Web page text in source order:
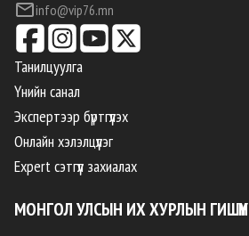
info@vip76.mn
Танилцуулга
Үнийн санал
Экспертээр бүртгүүлэх
Онлайн хэлэлцүүлэг
Expert сэтгүүл захиалах
МОНГОЛ УЛСЫН ИХ ХУРЛЫН ГИШҮҮН